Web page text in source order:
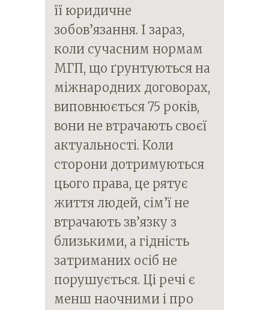
її юридичне
зобов’язання. І зараз,
коли сучасним нормам
МГП, що ґрунтуються на
міжнародних договорах,
виповнюється 75 років,
вони не втрачають своєї
актуальності. Коли
сторони дотримуються
цього права, це рятує
життя людей, сім’ї не
втрачають зв’язку з
близькими, а гідність
затриманих осіб не
порушується. Ці речі є
менш наочними і про